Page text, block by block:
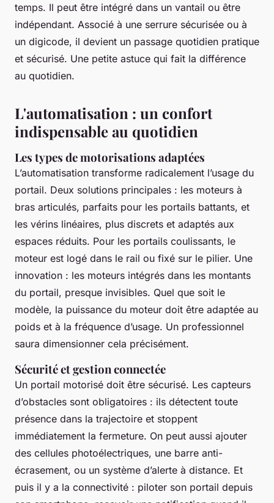
temps. Il peut être intégré dans un vantail ou être
indépendant. Associé à une serrure sécurisée ou à
un digicode, il devient un passage quotidien pratique
et sécurisé. Une petite astuce qui fait la différence
au quotidien.
L'automatisation : un confort
indispensable au quotidien
Les types de motorisations adaptées
L’automatisation transforme radicalement l’usage du
portail. Deux solutions principales : les moteurs à
bras articulés, parfaits pour les portails battants, et
les vérins linéaires, plus discrets et adaptés aux
espaces réduits. Pour les portails coulissants, le
moteur est logé dans le rail ou fixé sur le pilier. Une
innovation : les moteurs intégrés dans les montants
du portail, presque invisibles. Quel que soit le
modèle, la puissance du moteur doit être adaptée au
poids et à la fréquence d’usage. Un professionnel
saura dimensionner cela précisément.
Sécurité et gestion connectée
Un portail motorisé doit être sécurisé. Les capteurs
d’obstacles sont obligatoires : ils détectent toute
présence dans la trajectoire et stoppent
immédiatement la fermeture. On peut aussi ajouter
des cellules photoélectriques, une barre anti-
écrasement, ou un système d’alerte à distance. Et
puis il y a la connectivité : piloter son portail depuis